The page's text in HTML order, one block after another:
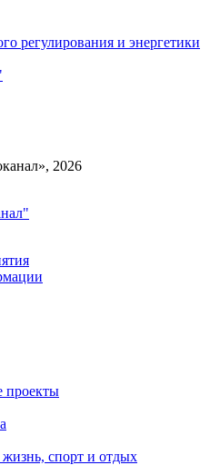
регулирования и энергетики
2026
проекты
жизнь, спорт и отдых